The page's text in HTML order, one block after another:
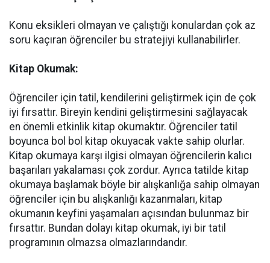
Konu eksikleri olmayan ve çalıştığı konulardan çok az
soru kaçıran öğrenciler bu stratejiyi kullanabilirler.
Kitap Okumak:
Öğrenciler için tatil, kendilerini geliştirmek için de çok
iyi fırsattır. Bireyin kendini geliştirmesini sağlayacak
en önemli etkinlik kitap okumaktır. Öğrenciler tatil
boyunca bol bol kitap okuyacak vakte sahip olurlar.
Kitap okumaya karşı ilgisi olmayan öğrencilerin kalıcı
başarıları yakalaması çok zordur. Ayrıca tatilde kitap
okumaya başlamak böyle bir alışkanlığa sahip olmayan
öğrenciler için bu alışkanlığı kazanmaları, kitap
okumanın keyfini yaşamaları açısından bulunmaz bir
fırsattır. Bundan dolayı kitap okumak, iyi bir tatil
programının olmazsa olmazlarındandır.